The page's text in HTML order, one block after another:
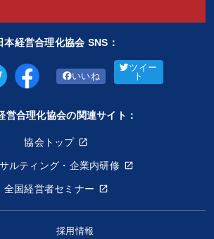
本経営合理化協会 SNS：
いいね
ツイー
ト
営合理化協会の関連サイト：
協会トップ
ルティング・企業内研修
全国経営者セミナー
採用情報